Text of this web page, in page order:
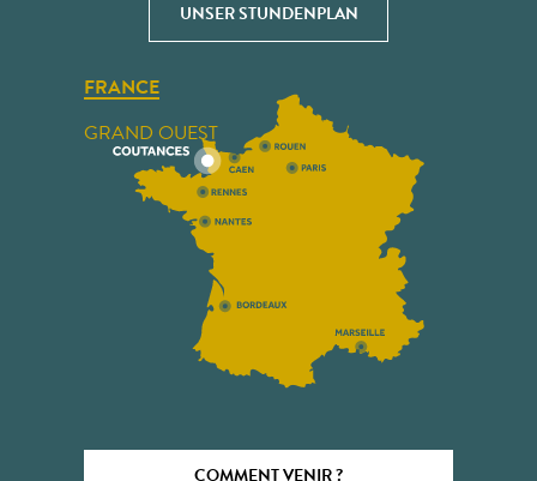
UNSER STUNDENPLAN
FRANCE
GRAND OUEST
COMMENT VENIR ?